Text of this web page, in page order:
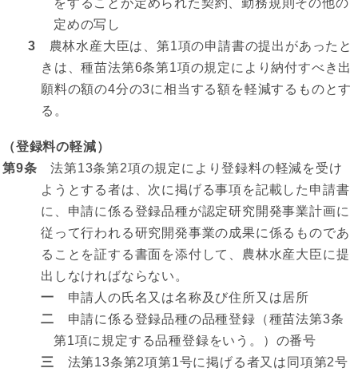
をすることが定められた契約、勤務規則その他の
定めの写し
3 農林水産大臣は、第1項の申請書の提出があったと
きは、種苗法第6条第1項の規定により納付すべき出
願料の額の4分の3に相当する額を軽減するものとす
る。
（登録料の軽減）
第9条 法第13条第2項の規定により登録料の軽減を受け
ようとする者は、次に掲げる事項を記載した申請書
に、申請に係る登録品種が認定研究開発事業計画に
従って行われる研究開発事業の成果に係るものであ
ることを証する書面を添付して、農林水産大臣に提
出しなければならない。
一 申請人の氏名又は名称及び住所又は居所
二 申請に係る登録品種の品種登録（種苗法第3条
第1項に規定する品種登録をいう。）の番号
三
法第13条第2項第1号に掲げる者又は同項第2号